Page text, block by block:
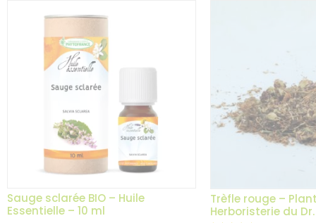
Sauge sclarée BIO – Huile
Essentielle – 10 ml
Trèfle rouge –
Herboristerie du